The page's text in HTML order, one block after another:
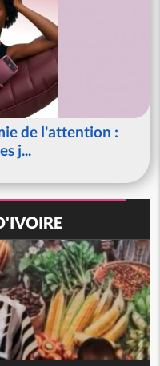
de l'attention :
j...